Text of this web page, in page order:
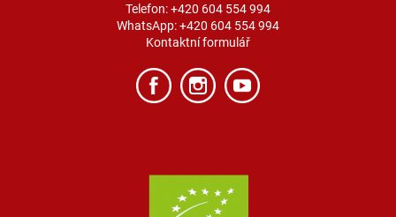
Telefon:+420 604 554 994
WhatsApp:+420 604 554 994
Kontaktní formulář